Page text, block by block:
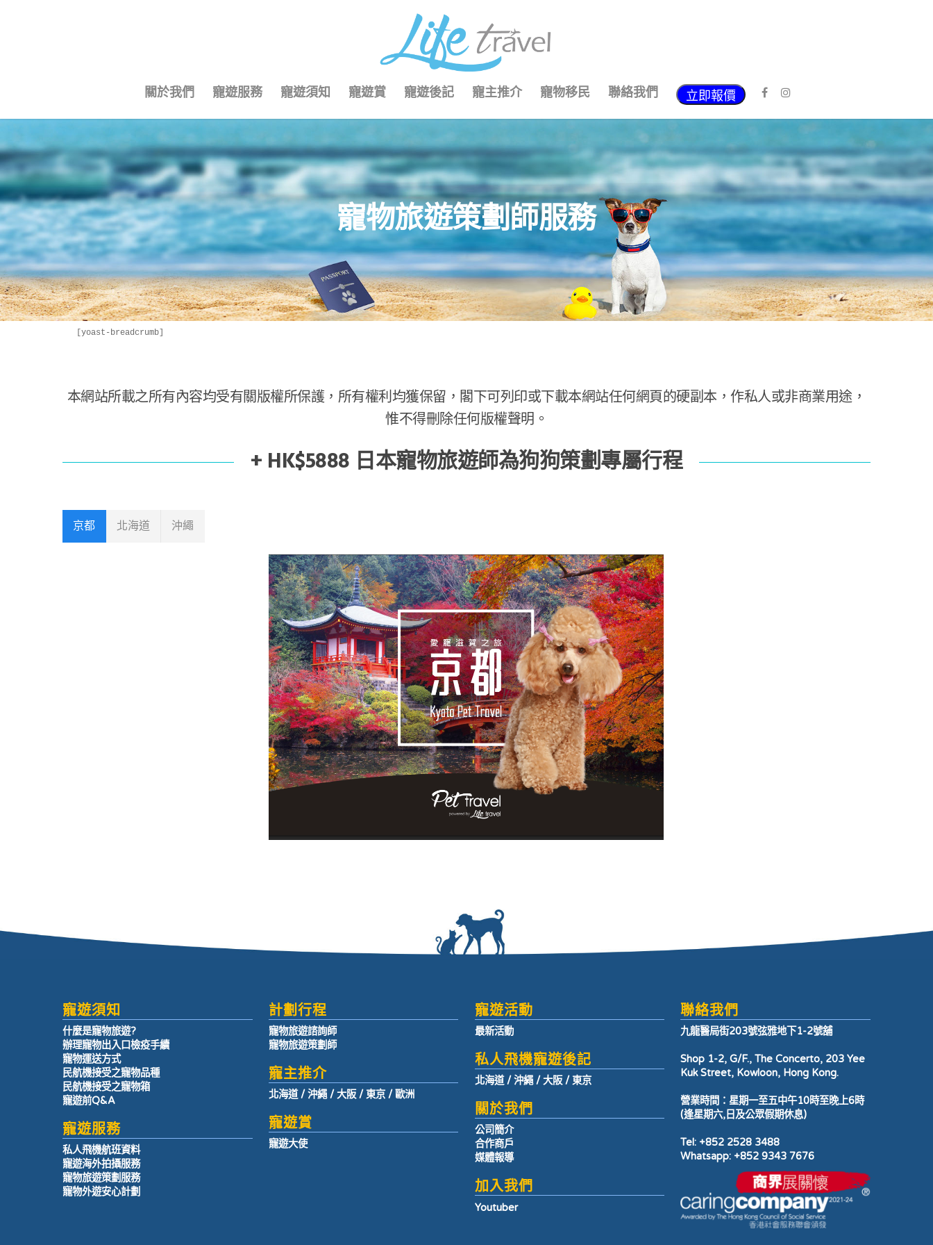
關於我們 寵遊服務 寵遊須知 寵遊賞 寵遊後記 寵主推介 寵物移民 聯絡我們 立即報價
寵物旅遊策劃師服務
[yoast-breadcrumb]
本網站所載之所有內容均受有關版權所保護，所有權利均獲保留，閣下可列印或下載本網站任何網頁的硬副本，作私人或非商業用途，
惟不得刪除任何版權聲明。
+ HK$5888 日本寵物旅遊師為狗狗策劃專屬行程
京都 北海道 沖繩
寵遊須知
什麼是寵物旅遊?
辦理寵物出入口檢疫手續
寵物運送方式
民航機接受之寵物品種
民航機接受之寵物箱
寵遊前Q&A
寵遊服務
私人飛機航班資料
寵遊海外拍攝服務
寵物旅遊策劃服務
寵物外遊安心計劃
計劃行程
寵物旅遊諮詢師
寵物旅遊策劃師
寵主推介
北海道/ 沖繩/ 大阪/ 東京/ 歐洲
寵遊賞
寵遊大使
寵遊活動
最新活動
私人飛機寵遊後記
北海道/ 沖繩/ 大阪/ 東京
關於我們
公司簡介
合作商戶
媒體報導
加入我們
Youtuber
聯絡我們
九龍醫局街203號弦雅地下1-2號舖
Shop 1-2, G/F., The Concerto, 203 Yee
Kuk Street, Kowloon, Hong Kong.
營業時間：星期一至五中午10時至晚上6時
(逢星期六,日及公眾假期休息)
Tel: +852 2528 3488
Whatsapp: +852 9343 7676